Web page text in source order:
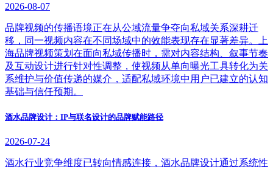
2026-08-07
品牌视频的传播语境正在从公域流量争夺向私域关系深耕迁
移，同一视频内容在不同场域中的效能表现存在显著差异。上
海品牌视频策划在面向私域传播时，需对内容结构、叙事节奏
及互动设计进行针对性调整，使视频从单向曝光工具转化为关
系维护与价值传递的媒介，适配私域环境中用户已建立的认知
基础与信任预期。
酒水品牌设计：IP与联名设计的品牌赋能路径
2026-07-24
酒水行业竞争维度已转向情感连接，酒水品牌设计通过系统性